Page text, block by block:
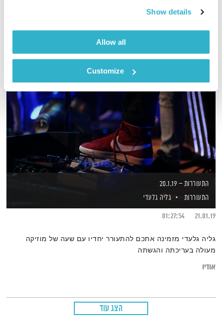
Show details
Allow all
Customize
אודיו
התעוררות – 20.1.19
התעוררות
גליה גלעדי
21.01.19
01:27:54
גליה גלעדי מזמינה אתכם להתעורר יחדיו עם שעה של מוזיקה
מעולה בעריכתה והגשתה
אודיו
הצג עוד